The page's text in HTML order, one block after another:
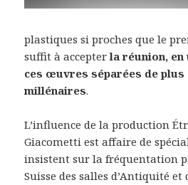
plastiques si proches que le
suffit à accepterla réunion, en
ces œuvres séparées de plus
millénaires.
L’influence de la production
Giacometti est affaire de
insistent sur la fréquentation
Suisse des salles d’Antiquité et